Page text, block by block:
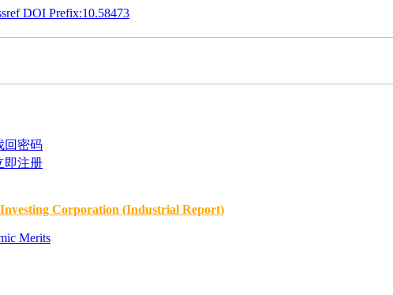
DOI Prefix:10.58473
回密码
即注册
Corporation (Industrial Report)
Merits